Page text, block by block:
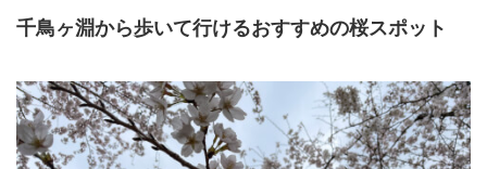
千鳥ヶ淵から歩いて行けるおすすめの桜スポット